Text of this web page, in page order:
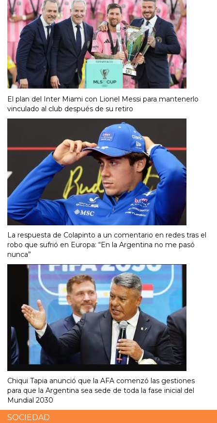
El plan del Inter Miami con Lionel Messi para mantenerlo
vinculado al club después de su retiro
La respuesta de Colapinto a un comentario en redes tras el
robo que sufrió en Europa: “En la Argentina no me pasó
nunca”
Chiqui Tapia anunció que la AFA comenzó las gestiones
para que la Argentina sea sede de toda la fase inicial del
Mundial 2030
SOCIEDAD